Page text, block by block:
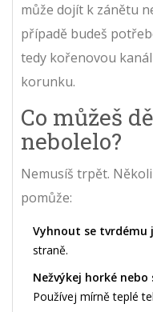
může dojít k zánětu
případě budeš
tedy kořenovou
korunku.
Co můžeš
nebolelo?
Nemusíš trpět.
pomůže:
Vyhnout se tvrdému
straně.
Nežvýkej horké
Používej mírně teplé